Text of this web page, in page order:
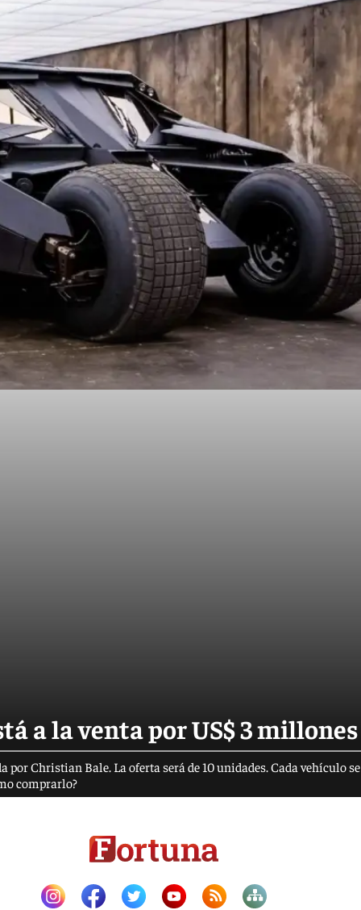
a la venta por US$ 3 millones
Christian Bale. La oferta será de 10 unidades. Cada vehículo se
comprarlo?